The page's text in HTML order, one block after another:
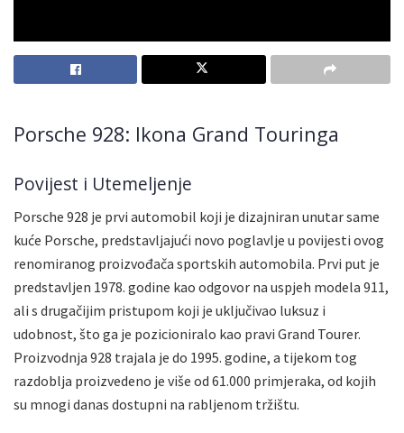
Porsche 928: Ikona Grand Touringa
Povijest i Utemeljenje
Porsche 928 je prvi automobil koji je dizajniran unutar same
kuće Porsche, predstavljajući novo poglavlje u povijesti ovog
renomiranog proizvođača sportskih automobila. Prvi put je
predstavljen 1978. godine kao odgovor na uspjeh modela 911,
ali s drugačijim pristupom koji je uključivao luksuz i
udobnost, što ga je pozicioniralo kao pravi Grand Tourer.
Proizvodnja 928 trajala je do 1995. godine, a tijekom tog
razdoblja proizvedeno je više od 61.000 primjeraka, od kojih
su mnogi danas dostupni na rabljenom tržištu.